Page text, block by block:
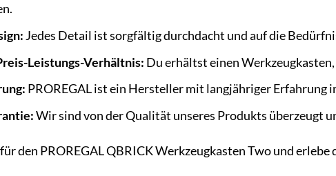
Jedes Detail ist sorgfältig durchdacht und auf die
Leistungs-Verhältnis: Du erhältst einen
PROREGAL ist ein Hersteller mit langjähriger Erfahrung
Wir sind von der Qualität unseres Produkts überzeugt
den PROREGAL QBRICK Werkzeugkasten Two und